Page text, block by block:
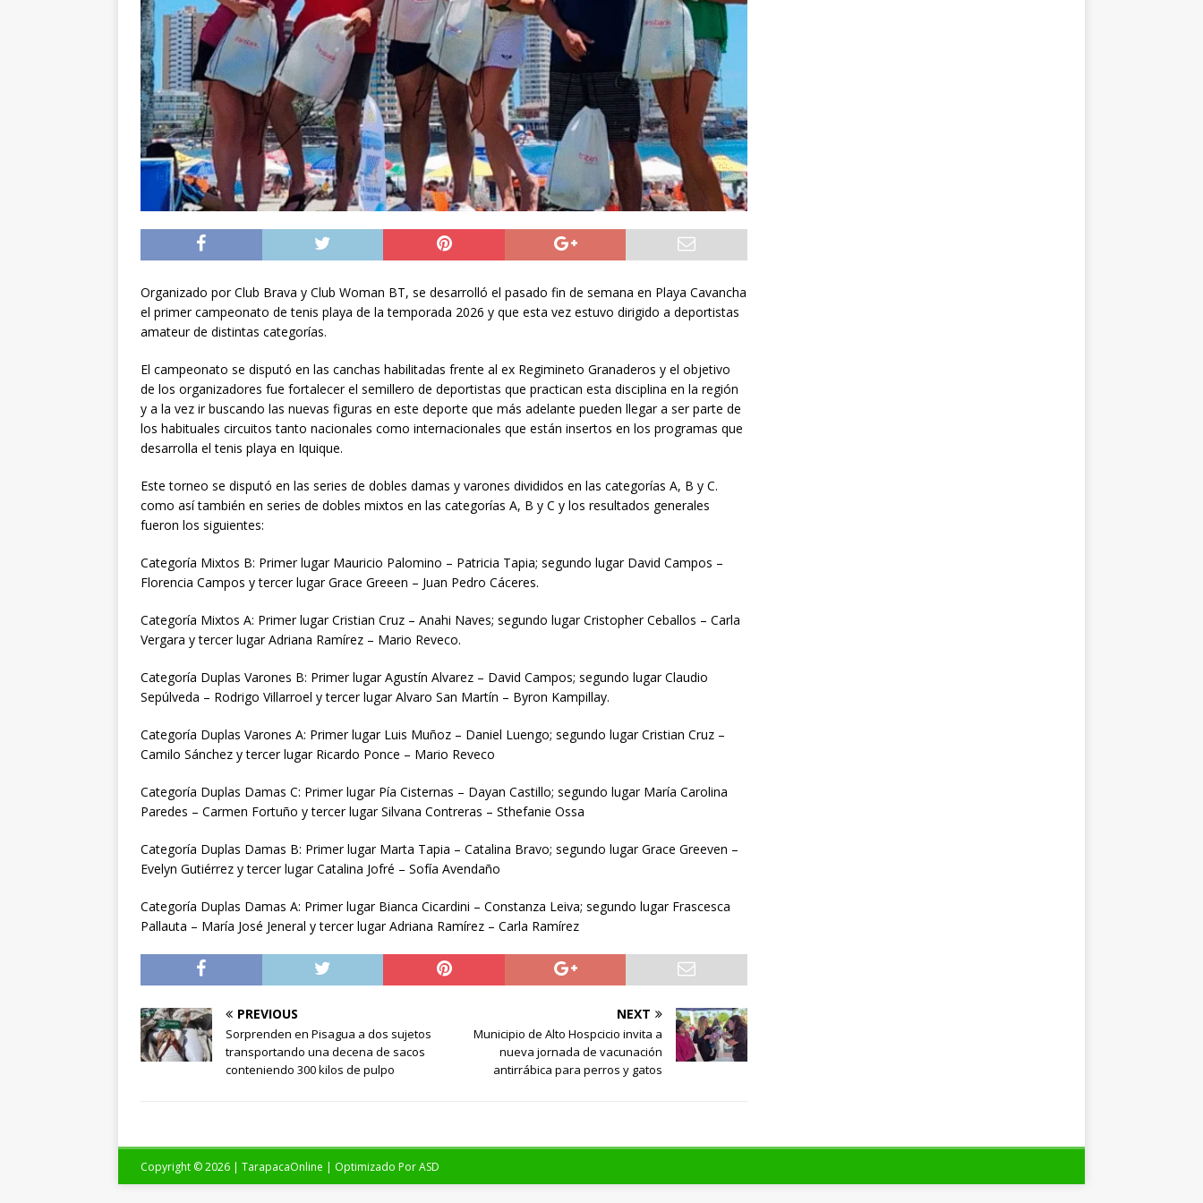
[ 04/08/2026 ] Ministros de la Unión Europea acuerdan reforzar fronteras, retornos y
sistema de alerta temprana tras la crisis en Ceuta
INTERNACIONAL
[ 04/08/2026 ]
Precio del cobre alcanzó un nuevo máximo histórico
NACIONAL
[ 05/08/2026 ] Sueldos millonarios en el Gobierno: 46 funcionarios de
superintendencias ganan igual o más que el presidente Kast
DEPORTES
Organizado por Club Brava y Club Woman BT, se desarrolló el pasado fin de semana en Playa Cavancha
el primer campeonato de tenis playa de la temporada 2026 y que esta vez estuvo dirigido a deportistas
amateur de distintas categorías.
El campeonato se disputó en las canchas habilitadas frente al ex Regimineto Granaderos y el objetivo
de los organizadores fue fortalecer el semillero de deportistas que practican esta disciplina en la región
y a la vez ir buscando las nuevas figuras en este deporte que más adelante pueden llegar a ser parte de
los habituales circuitos tanto nacionales como internacionales que están insertos en los programas que
desarrolla el tenis playa en Iquique.
Este torneo se disputó en las series de dobles damas y varones divididos en las categorías A, B y C.
como así también en series de dobles mixtos en las categorías A, B y C y los resultados generales
fueron los siguientes:
Categoría Mixtos B: Primer lugar Mauricio Palomino – Patricia Tapia; segundo lugar David Campos –
Florencia Campos y tercer lugar Grace Greeen – Juan Pedro Cáceres.
Categoría Mixtos A: Primer lugar Cristian Cruz – Anahi Naves; segundo lugar Cristopher Ceballos – Carla
Vergara y tercer lugar Adriana Ramírez – Mario Reveco.
Categoría Duplas Varones B: Primer lugar Agustín Alvarez – David Campos; segundo lugar Claudio
Sepúlveda – Rodrigo Villarroel y tercer lugar Alvaro San Martín – Byron Kampillay.
Categoría Duplas Varones A: Primer lugar Luis Muñoz – Daniel Luengo; segundo lugar Cristian Cruz –
Camilo Sánchez y tercer lugar Ricardo Ponce – Mario Reveco
Categoría Duplas Damas C: Primer lugar Pía Cisternas – Dayan Castillo; segundo lugar María Carolina
Paredes – Carmen Fortuño y tercer lugar Silvana Contreras – Sthefanie Ossa
Categoría Duplas Damas B: Primer lugar Marta Tapia – Catalina Bravo; segundo lugar Grace Greeven –
Evelyn Gutiérrez y tercer lugar Catalina Jofré – Sofía Avendaño
Categoría Duplas Damas A: Primer lugar Bianca Cicardini – Constanza Leiva; segundo lugar Frascesca
Pallauta – María José Jeneral y tercer lugar Adriana Ramírez – Carla Ramírez
PREVIOUS
Sorprenden en Pisagua a dos sujetos
transportando una decena de sacos
conteniendo 300 kilos de pulpo
NEXT
Municipio de Alto Hospcicio invita a
nueva jornada de vacunación
antirrábica para perros y gatos
Copyright © 2026 | TarapacaOnline | Optimizado PorASD